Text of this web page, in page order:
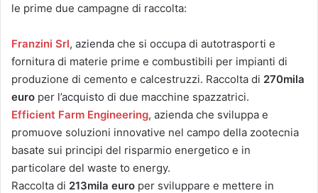
le prime due campagne di raccolta:
Franzini Srl, azienda che si occupa di autotrasporti e
fornitura di materie prime e combustibili per impianti di
produzione di cemento e calcestruzzi. Raccolta di 270mila
euro per l’acquisto di due macchine spazzatrici.
Efficient Farm Engineering, azienda che sviluppa e
promuove soluzioni innovative nel campo della zootecnia
basate sui principi del risparmio energetico e in
particolare del waste to energy.
Raccolta di 213mila euro per sviluppare e mettere in